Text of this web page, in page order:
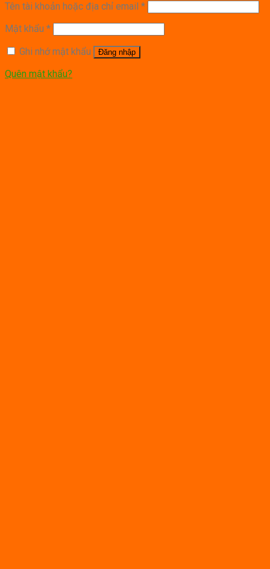
Tên tài khoản hoặc địa chỉ email *
Mật khẩu *
Ghi nhớ mật khẩu
Đăng nhập
Quên mật khẩu?